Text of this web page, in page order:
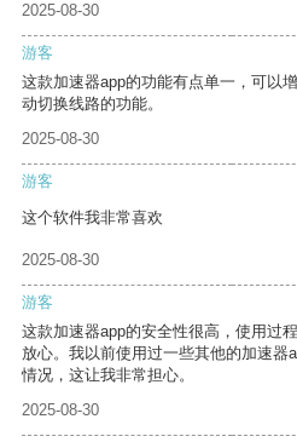
2025-08-30
游客
这款加速器app的功能有点单一，可以
动切换线路的功能。
2025-08-30
游客
这个软件我非常喜欢
2025-08-30
游客
这款加速器app的安全性很高，使用过
放心。我以前使用过一些其他的加速器
情况，这让我非常担心。
2025-08-30